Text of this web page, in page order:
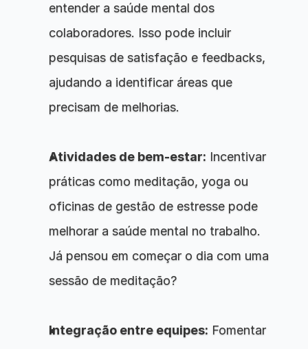
entender a saúde mental dos
colaboradores. Isso pode incluir
pesquisas de satisfação e feedbacks,
ajudando a identificar áreas que
precisam de melhorias.
Atividades de bem-estar: Incentivar
práticas como meditação, yoga ou
oficinas de gestão de estresse pode
melhorar a saúde mental no trabalho.
Já pensou em começar o dia com uma
sessão de meditação?
Integração entre equipes: Fomentar